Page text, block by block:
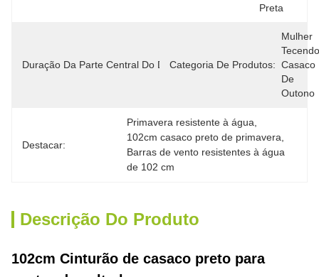
Preta
Duração Da Parte Central Do Dorso (cm): 102,
Categoria De Produtos:
Mulher
Tecendo
Casaco
De
Outono
Destacar:
Primavera resistente à água
102cm casaco preto de primavera
Barras de vento resistentes à água
de 102 cm
Descrição Do Produto
102cm Cinturão de casaco preto para